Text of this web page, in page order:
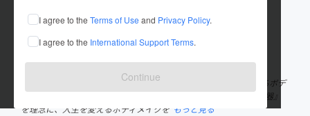
I agree to the Terms of Use and Privacy Policy.
I agree to the International Support Terms.
Continue
これまでに10回支援して1件のプロジェクトを投稿しています
在住国：日本 現在地：未設定
出身国：日本 出身地：未設定
株式会社ＪＢＥ(Revon24） 代表取締役 村山 正晃 人生を変えるボデ
ィメイクトレーナー ビースト村山 『コンプレックスこそ最強の武器』
を理念に、人生を変えるボディメイクを もっと見る